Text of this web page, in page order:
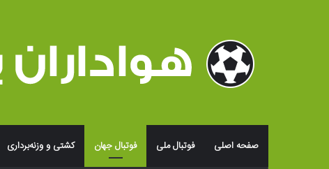
صفحه اصلی فوتبال ملی فوتبال جهان کشتی و وزنه‌برداری